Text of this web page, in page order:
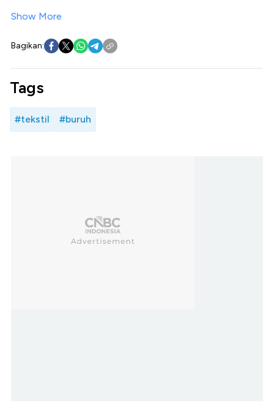
Show More
Bagikan:
Tags
#tekstil #buruh